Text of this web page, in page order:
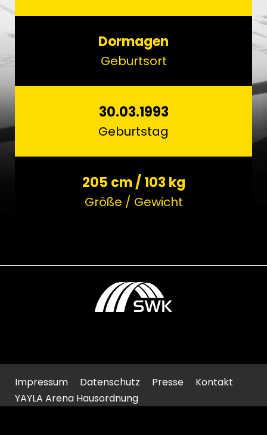
Dormagen
Geburtsort
30.03.1993
Geburtstag
205 cm / 103 kg
Größe / Gewicht
Impressum Datenschutz Presse
Kontakt
YAYLA Arena Hausordnung